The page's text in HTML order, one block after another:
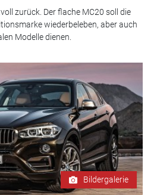
zurück. Der flache MC20 soll die
wiederbeleben, aber auch
Modelle dienen.
Bildergalerie